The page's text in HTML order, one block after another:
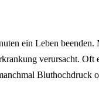
ein Leben beenden.
verursacht. Oft
Bluthochdruck